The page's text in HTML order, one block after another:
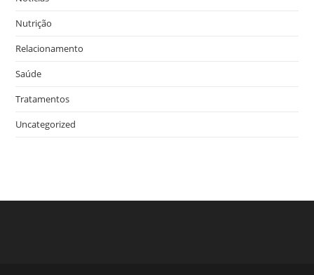
Nutrição
Relacionamento
Saúde
Tratamentos
Uncategorized